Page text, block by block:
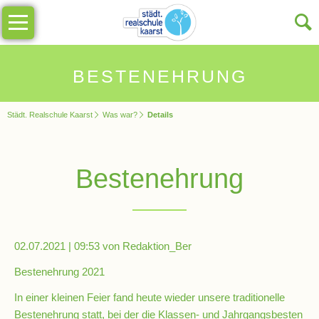
BESTENEHRUNG
Navigation
überspringen
Unsere
Schule
Allgemeine
Impressionen
Schulleitung
Kollegium
Städt. Realschule Kaarst Was war? Details
Bestenehrung
02.07.2021 | 09:53 von Redaktion_Ber
Bestenehrung 2021
In einer kleinen Feier fand heute wieder unsere traditionelle
Bestenehrung statt, bei der die Klassen- und Jahrgangsbesten